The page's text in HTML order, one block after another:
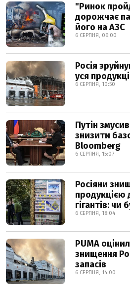
"Ринок
дорожчає
його на АЗС
6 СЕРПНЯ, 06:00
Росія
уся
6 СЕРПНЯ, 10:50
Путін
знизити
Bloomberg
6 СЕРПНЯ, 15:07
Росіяни
гігантів: чи
6 СЕРПНЯ, 18:04
PUMA
знищення
запасів
6 СЕРПНЯ, 14:00